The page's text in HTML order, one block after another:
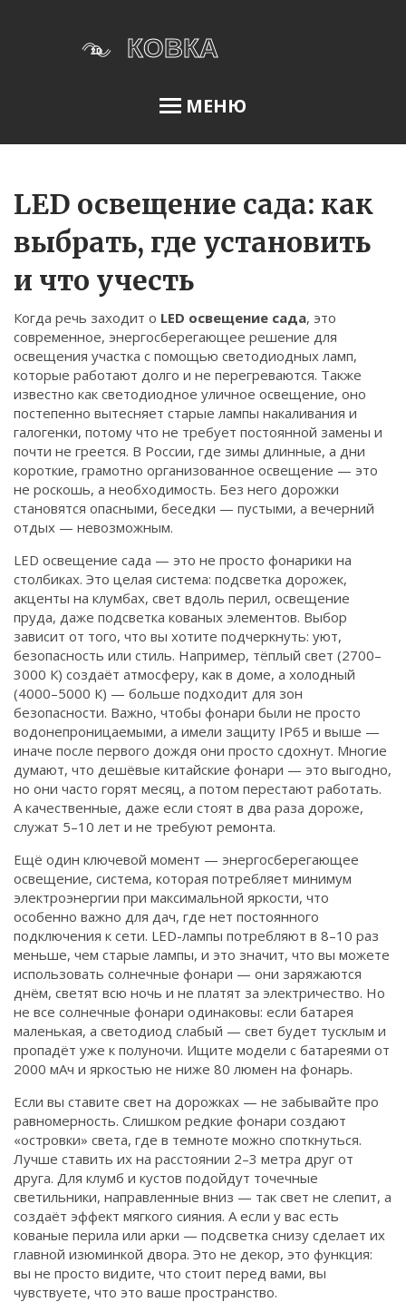
МЕНЮ
Меню
О нас
Условия использования
Политика конфиденциальности
ФЗ-152
Связаться
© 2026. Все права защищены.
LED освещение сада: как
выбрать, где установить
и что учесть
Когда речь заходит о LED освещение сада, это
современное, энергосберегающее решение для
освещения участка с помощью светодиодных ламп,
которые работают долго и не перегреваются. Также
известно как светодиодное уличное освещение, оно
постепенно вытесняет старые лампы накаливания и
галогенки, потому что не требует постоянной замены и
почти не греется. В России, где зимы длинные, а дни
короткие, грамотно организованное освещение — это
не роскошь, а необходимость. Без него дорожки
становятся опасными, беседки — пустыми, а вечерний
отдых — невозможным.
LED освещение сада — это не просто фонарики на
столбиках. Это целая система: подсветка дорожек,
акценты на клумбах, свет вдоль перил, освещение
пруда, даже подсветка кованых элементов. Выбор
зависит от того, что вы хотите подчеркнуть: уют,
безопасность или стиль. Например, тёплый свет (2700–
3000 К) создаёт атмосферу, как в доме, а холодный
(4000–5000 К) — больше подходит для зон
безопасности. Важно, чтобы фонари были не просто
водонепроницаемыми, а имели защиту IP65 и выше —
иначе после первого дождя они просто сдохнут. Многие
думают, что дешёвые китайские фонари — это выгодно,
но они часто горят месяц, а потом перестают работать.
А качественные, даже если стоят в два раза дороже,
служат 5–10 лет и не требуют ремонта.
Ещё один ключевой момент — энергосберегающее
освещение, система, которая потребляет минимум
электроэнергии при максимальной яркости, что
особенно важно для дач, где нет постоянного
подключения к сети. LED-лампы потребляют в 8–10 раз
меньше, чем старые лампы, и это значит, что вы можете
использовать солнечные фонари — они заряжаются
днём, светят всю ночь и не платят за электричество. Но
не все солнечные фонари одинаковы: если батарея
маленькая, а светодиод слабый — свет будет тусклым и
пропадёт уже к полуночи. Ищите модели с батареями от
2000 мАч и яркостью не ниже 80 люмен на фонарь.
Если вы ставите свет на дорожках — не забывайте про
равномерность. Слишком редкие фонари создают
«островки» света, где в темноте можно споткнуться.
Лучше ставить их на расстоянии 2–3 метра друг от
друга. Для клумб и кустов подойдут точечные
светильники, направленные вниз — так свет не слепит, а
создаёт эффект мягкого сияния. А если у вас есть
кованые перила или арки — подсветка снизу сделает их
главной изюминкой двора. Это не декор, это функция:
вы не просто видите, что стоит перед вами, вы
чувствуете, что это ваше пространство.